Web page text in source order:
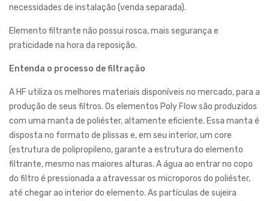
necessidades de instalação (venda separada).
Elemento filtrante não possui rosca, mais segurança e
praticidade na hora da reposição.
Entenda o processo de filtração
A HF utiliza os melhores materiais disponíveis no mercado, para a
produção de seus filtros. Os elementos Poly Flow são produzidos
com uma manta de poliéster, altamente eficiente. Essa manta é
disposta no formato de plissas e, em seu interior, um core
(estrutura de polipropileno, garante a estrutura do elemento
filtrante, mesmo nas maiores alturas. A água ao entrar no copo
do filtro é pressionada a atravessar os microporos do poliéster,
até chegar ao interior do elemento. As partículas de sujeira